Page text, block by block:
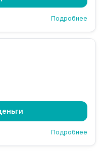
Подробнее
Подробнее